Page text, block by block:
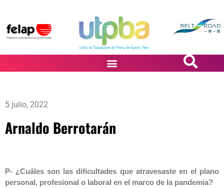
5 julio, 2022
Arnaldo Berrotarán
P- ¿Cuáles son las dificultades que atravesaste en el plano
personal, profesional o laboral en el marco de la pandemia?